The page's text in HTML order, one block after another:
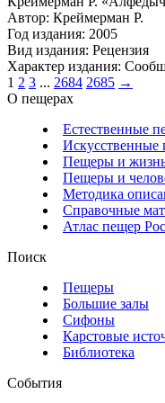
Автор: Креймерман Р.
Год издания: 2005
Вид издания: Рецензия
Характер издания:
1 2 3 ... 2684 2685 →
О пещерах
Естественные
Искусственные
Пещеры и
Пещеры и
Методика
Справочные
Атлас пещер
Поиск
Пещеры
Большие залы
Сифоны
Карстовые
Библиотека
События